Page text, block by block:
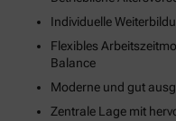
Individuelle
Flexibles
Balance
Moderne und gut
Zentrale Lage mit